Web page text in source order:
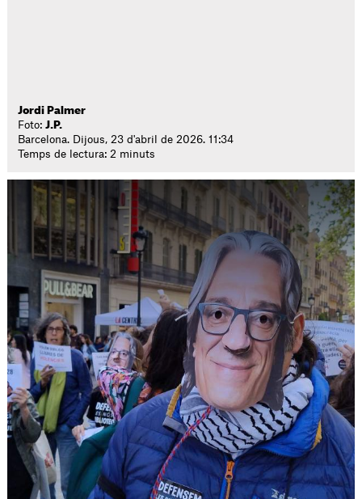
Jordi Palmer
Foto:J.P.
Barcelona. Dijous, 23 d'abril de 2026. 11:34
Temps de lectura: 2 minuts